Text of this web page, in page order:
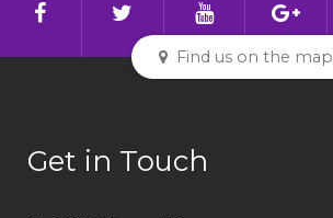
Find us on the map
Get in Touch